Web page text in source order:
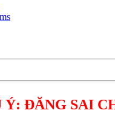
Ý: ĐĂNG SAI